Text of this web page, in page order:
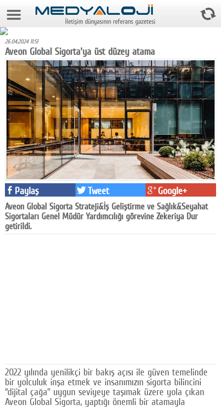
9 Ağustos 2026 3:27:56
Foto Galeri
Video Galeri
Gazeteler
Medya
Reyting-tiraj
Teknoloji
Televizyon
Dünya
Pr
Facebook
Künye
SOSYAL MEDYA
İletişim dünyasının referans gazetesi
26.04.2024 11:51
Aveon Global Sigorta'ya üst düzey atama
Paylaş Tweet Google+
Aveon Global Sigorta Strateji&İş Geliştirme ve Sağlık&Seyahat
Sigortaları Genel Müdür Yardımcılığı görevine Zekeriya Dur
getirildi.
2022 yılında yenilikçi bir bakış açısı ile güven temelinde
bir yolculuk inşa etmek ve insanımızın sigorta bilincini
‘’dijital çağa’’ uygun seviyeye taşımak üzere yola çıkan
Aveon Global Sigorta, yaptığı önemli bir atamayla